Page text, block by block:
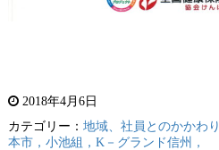
2018年4月6日
カテゴリー： 地域、社員とのかかわり
本市，小池組，K－グランド信州，